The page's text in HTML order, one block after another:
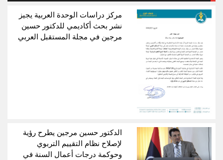
مركز دراسات الوحدة العربية يجيز
نشر بحث أكاديمي للدكتور حسين
مرجين في مجلة المستقبل العربي
الدكتور حسين مرجين يطرح رؤية
لإصلاح نظام التقييم التربوي
وحوكمة درجات أعمال السنة في